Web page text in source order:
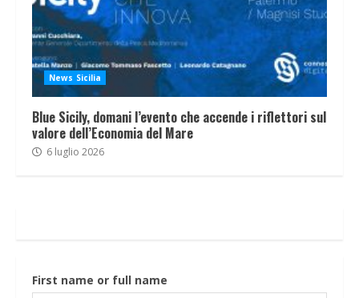
News Sicilia
Blue Sicily, domani l’evento che accende i riflettori sul
valore dell’Economia del Mare
6 luglio 2026
First name or full name